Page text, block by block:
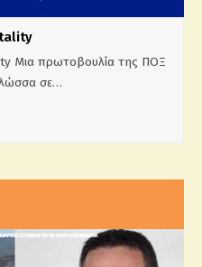
Μια πρωτοβουλία της ΠΟΞ
σε…